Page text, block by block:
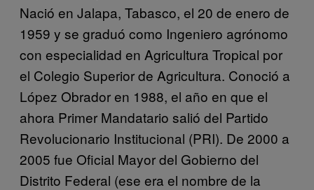
Nació en Jalapa, Tabasco, el 20 de enero de
1959 y se graduó como Ingeniero agrónomo
con especialidad en Agricultura Tropical por
el Colegio Superior de Agricultura. Conoció a
López Obrador en 1988, el año en que el
ahora Primer Mandatario salió del Partido
Revolucionario Institucional (PRI). De 2000 a
2005 fue Oficial Mayor del Gobierno del
Distrito Federal (ese era el nombre de la